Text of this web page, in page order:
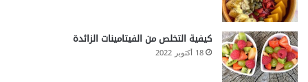
كيفية التخلص من الفيتامينات الزائدة
18 أكتوبر 2022